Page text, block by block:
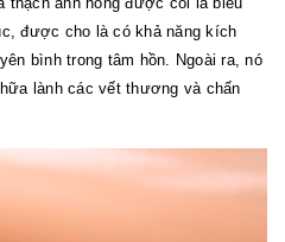
được cho là có khả năng kích
bình trong tâm hồn. Ngoài ra, nó
lành các vết thương và chấn